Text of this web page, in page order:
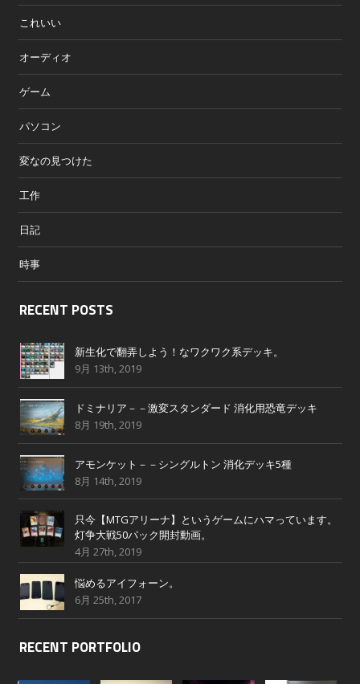
これいい
オーディオ
ゲーム
パソコン
変なの見つけた
工作
日記
時事
RECENT POSTS
新生化で翻弄しよう！なワクワク系デッキ。
9月 13th, 2019
ドミナリア－－激変スタンダード 消化用恐竜デッキ
8月 19th, 2019
アモンケット－－シングルトン 消化デッキ5種
8月 14th, 2019
只今【MTGアリーナ】というゲームにハマっています。
灯争大戦50パック開封動画。
4月 27th, 2019
悩めるアイフォーン。
6月 25th, 2017
RECENT PORTFOLIO